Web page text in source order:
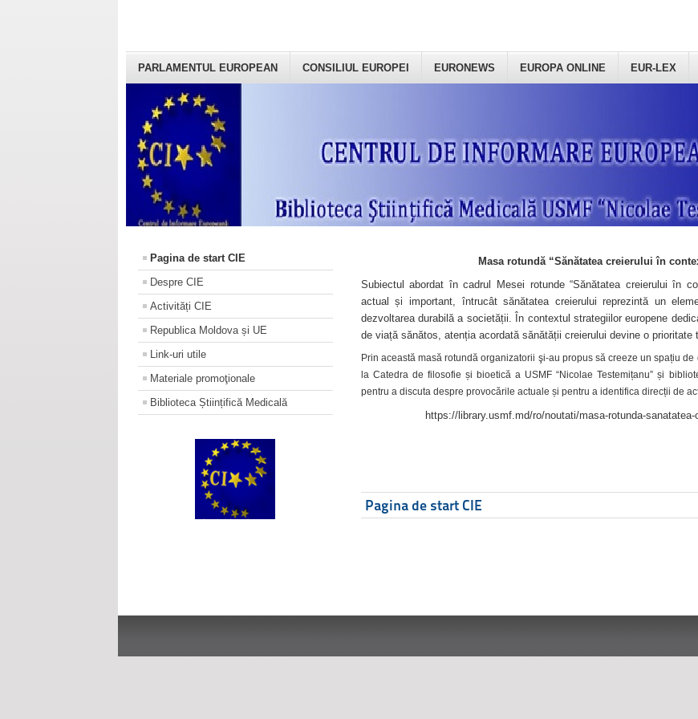
PARLAMENTUL EUROPEAN CONSILIUL EUROPEI EURONEWS EUROPA ONLINE EUR-LEX
Pagina de start CIE
Despre CIE
Activități CIE
Republica Moldova și UE
Link-uri utile
Materiale promoţionale
Biblioteca Științifică Medicală
Masa rotundă “Sănătatea creierului în
Subiectul abordat în cadrul Mesei rotunde “Sănătatea creierului în
actual și important, întrucât sănătatea creierului reprezintă un
dezvoltarea durabilă a societății. În contextul strategiilor europene
de viață sănătos, atenția acordată sănătății creierului devine o prioritate
Prin această masă rotundă organizatorii şi-au propus să creeze un spațiu
la Catedra de filosofie și bioetică a USMF “Nicolae Testemițanu” și
pentru a discuta despre provocările actuale și pentru a identifica direcții de
https://library.usmf.md/ro/noutati/masa-rotunda-
Pagina de start CIE